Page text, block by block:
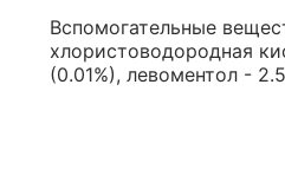
Вспомогательные
хлористоводородная
(0.01%), левоментол -